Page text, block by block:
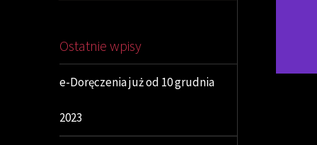
Ostatnie wpisy
e-Doręczenia już od 10 grudnia
2023